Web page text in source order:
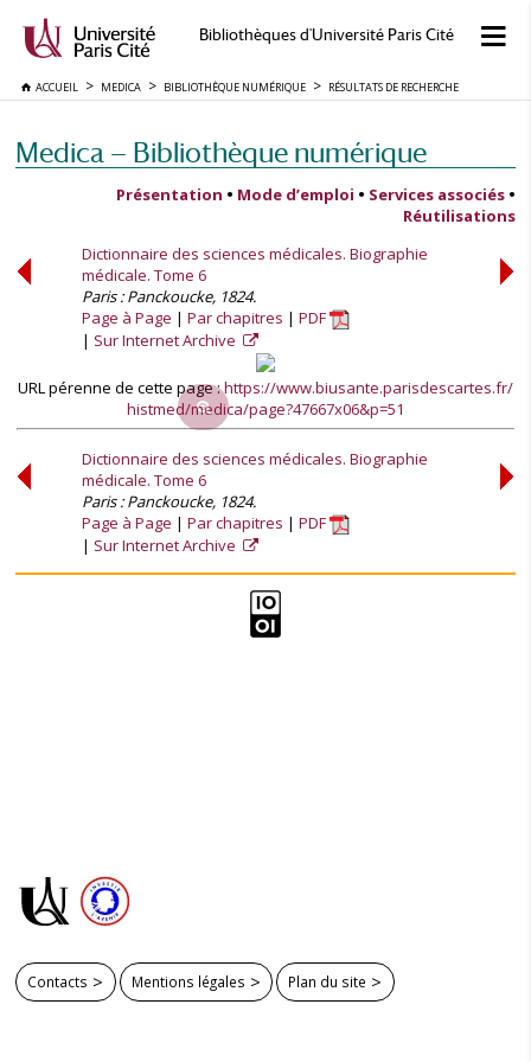
Bibliothèques d'Université Paris Cité
ACCUEIL MEDICA BIBLIOTHÈQUE NUMÉRIQUE RÉSULTATS DE RECHERCHE
Medica — Bibliothèque numérique
Présentation • Mode d’emploi • Services associés •
Réutilisations
Dictionnaire des sciences médicales. Biographie
médicale. Tome 6
Paris : Panckoucke, 1824.
Page à Page
Par chapitres
PDF
Sur Internet Archive
URL pérenne de cette page :https://www.biusante.parisdescartes.fr/
histmed/medica/page?47667x06&p=51
Dictionnaire des sciences médicales. Biographie
médicale. Tome 6
Paris : Panckoucke, 1824.
Page à Page
Par chapitres
PDF
Sur Internet Archive
Contacts Mentions légales Plan du site